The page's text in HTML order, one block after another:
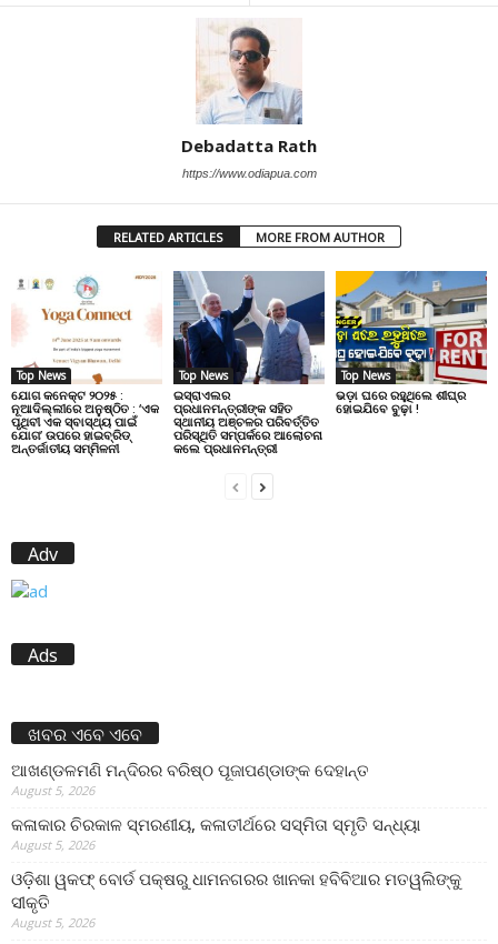
Debadatta Rath
https://www.odiapua.com
RELATED ARTICLES MORE FROM AUTHOR
Top News
ଯୋଗ କନେକ୍ଟ ୨୦୨୫ :
ନୂଆଦିଲ୍ଲୀରେ ଅନୁଷ୍ଠିତ : ‘ଏକ
ପୃଥିବୀ ଏକ ସ୍ବାସ୍ଥ୍ୟ ପାଇଁ
ଯୋଗ’ ଉପରେ ହାଇବ୍ରିଡ୍
ଅନ୍ତର୍ଜାତୀୟ ସମ୍ମିଳନୀ
Top News
ଇସ୍ରାଏଲର
ପ୍ରଧାନମନ୍ତ୍ରୀଙ୍କ ସହିତ
ସ୍ଥାନୀୟ ଅଞ୍ଚଳର ପରିବର୍ତ୍ତିତ
ପରିସ୍ଥିତି ସମ୍ପର୍କରେ ଆଲୋଚନା
କଲେ ପ୍ରଧାନମନ୍ତ୍ରୀ
Top News
ଭଡ଼ା ଘରେ ରହୁଥିଲେ ଶୀଘ୍ର
ହୋଇଯିବେ ବୁଢ଼ା !
Adv
Ads
ଖବର ଏବେ ଏବେ
ଆଖଣ୍ଡଳମଣି ମନ୍ଦିରର ବରିଷ୍ଠ ପୂଜାପଣ୍ଡାଙ୍କ ଦେହାନ୍ତ
August 5, 2026
କଳାକାର ଚିରକାଳ ସ୍ମରଣୀୟ, କଳାତୀର୍ଥରେ ସସ୍ମିତା ସ୍ମୃତି ସନ୍ଧ୍ୟା
August 5, 2026
ଓଡ଼ିଶା ୱକଫ୍ ବୋର୍ଡ ପକ୍ଷରୁ ଧାମନଗରର ଖାନକା ହବିବିଆର ମତୱଲିଙ୍କୁ
ସୀକୃତି
August 5, 2026